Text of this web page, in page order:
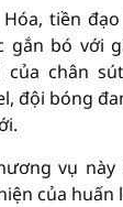
tiền
gắn bó với
chân
đội bóng
vụ này
của huấn